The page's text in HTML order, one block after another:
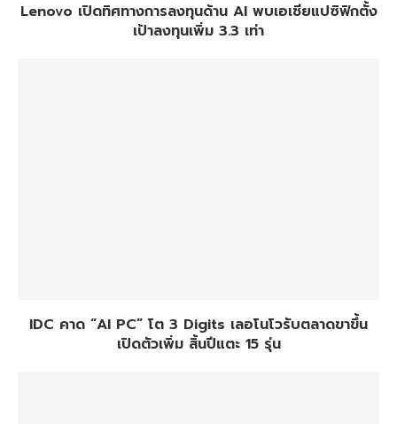
Lenovo เปิดทิศทางการลงทุนด้าน AI พบเอเชียแปซิฟิกตั้ง
เป้าลงทุนเพิ่ม 3.3 เท่า
IDC คาด “AI PC” โต 3 Digits เลอโนโวรับตลาดขาขึ้น
เปิดตัวเพิ่ม สิ้นปีแตะ 15 รุ่น